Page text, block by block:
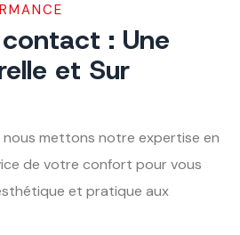
: Une
et Sur
nous mettons notre expertise en
de votre confort pour vous
et pratique aux